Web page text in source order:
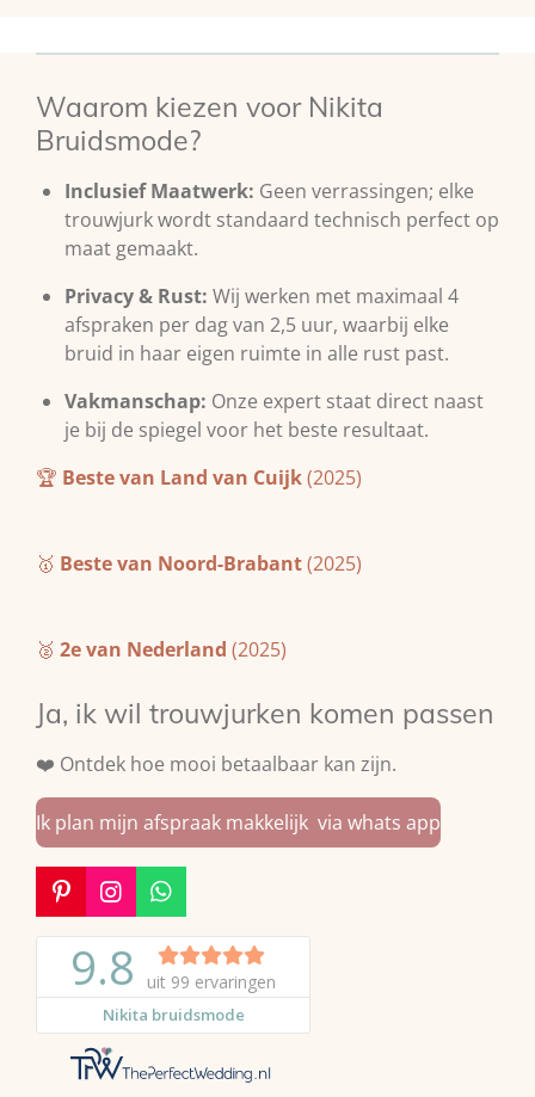
Waarom kiezen voor Nikita
Bruidsmode?
Inclusief Maatwerk: Geen verrassingen; elke
trouwjurk wordt standaard technisch perfect op
maat gemaakt.
Privacy & Rust: Wij werken met maximaal 4
afspraken per dag van 2,5 uur, waarbij elke
bruid in haar eigen ruimte in alle rust past.
Vakmanschap: Onze expert staat direct naast
je bij de spiegel voor het beste resultaat.
🏆 Beste van Land van Cuijk(2025)
🥇 Beste van Noord-Brabant(2025)
🥈 2e van Nederland (2025)
Ja, ik wil trouwjurken komen passen
❤️ Ontdek hoe mooi betaalbaar kan zijn.
Ik plan mijn afspraak makkelijk via whats app
P
i
n
e
e
I
n
s
t
a
g
r
a
m
W
h
a
t
s
A
p